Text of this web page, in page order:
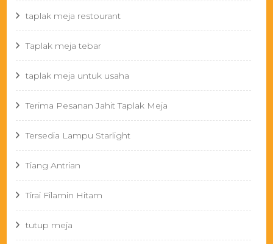
taplak meja restourant
Taplak meja tebar
taplak meja untuk usaha
Terima Pesanan Jahit Taplak Meja
Tersedia Lampu Starlight
Tiang Antrian
Tirai Filamin Hitam
tutup meja